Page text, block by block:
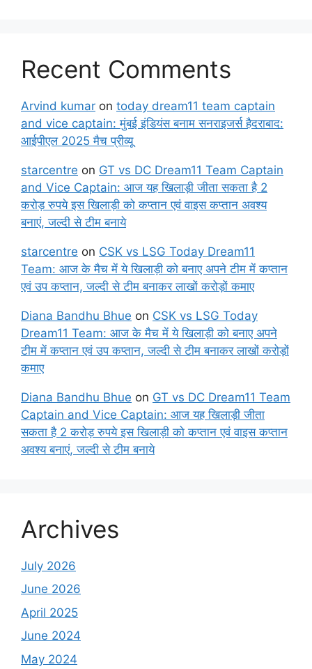
Recent Comments
Arvind kumar on today dream11 team captain
and vice captain: मुंबई इंडियंस बनाम सनराइजर्स हैदराबाद:
आईपीएल 2025 मैच प्रीव्यू
starcentre on GT vs DC Dream11 Team Captain
and Vice Captain: आज यह खिलाड़ी जीता सकता है 2
करोड़ रुपये इस खिलाड़ी को कप्तान एवं वाइस कप्तान अवश्य
बनाएं, जल्दी से टीम बनाये
starcentre on CSK vs LSG Today Dream11
Team: आज के मैच में ये खिलाड़ी को बनाए अपने टीम में कप्तान
एवं उप कप्तान, जल्दी से टीम बनाकर लाखों करोड़ों कमाए
Diana Bandhu Bhue on CSK vs LSG Today
Dream11 Team: आज के मैच में ये खिलाड़ी को बनाए अपने
टीम में कप्तान एवं उप कप्तान, जल्दी से टीम बनाकर लाखों करोड़ों
कमाए
Diana Bandhu Bhue on GT vs DC Dream11 Team
Captain and Vice Captain: आज यह खिलाड़ी जीता
सकता है 2 करोड़ रुपये इस खिलाड़ी को कप्तान एवं वाइस कप्तान
अवश्य बनाएं, जल्दी से टीम बनाये
Archives
July 2026
June 2026
April 2025
June 2024
May 2024